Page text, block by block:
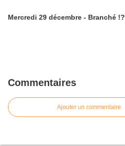
Mercredi 29 décembre - Branché !?
Commentaires
Ajouter un commentaire